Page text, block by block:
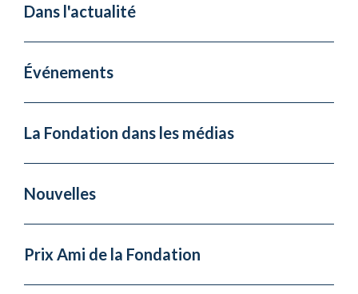
Dans l'actualité
Événements
La Fondation dans les médias
Nouvelles
Prix Ami de la Fondation